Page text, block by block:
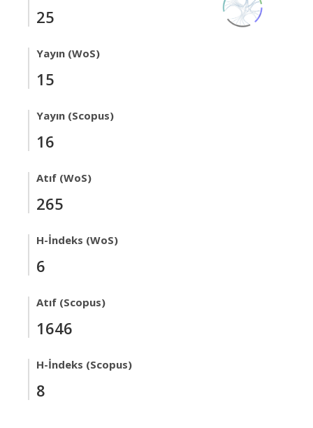
25
Yayın (WoS)
15
Yayın (Scopus)
16
Atıf (WoS)
265
H-İndeks (WoS)
6
Atıf (Scopus)
1646
H-İndeks (Scopus)
8